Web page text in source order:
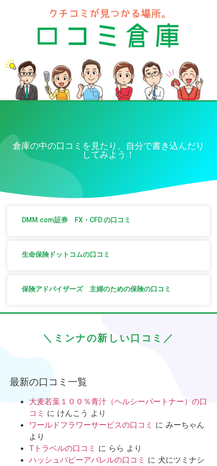
倉庫の中の口コミを見たり、自分で書き込んだり
してみよう！
DMM.com証券 FX・CFD の口コミ
生命保険ドットコムの口コミ
保険アドバイザーズ 主婦のための保険の口コミ
＼ミンナの新しい口コミ／
最新の口コミ一覧
大麦若葉１００％青汁（ヘルシーパートナー）の口
コミ に けんこう より
ワールドフラワーサービスの口コミ に みーちゃん
より
Tトラベルの口コミ に らら より
ハッシュパピーアパレルの口コミ に 犬にツミナシ